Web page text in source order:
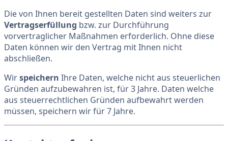
Die von Ihnen bereit gestellten Daten sind weiters zur
Vertragserfüllung bzw. zur Durchführung
vorvertraglicher Maßnahmen erforderlich. Ohne diese
Daten können wir den Vertrag mit Ihnen nicht
abschließen.
Wirspeichern Ihre Daten, welche nicht aus steuerlichen
Gründen aufzubewahren ist, für 3 Jahre. Daten welche
aus steuerrechtlichen Gründen aufbewahrt werden
müssen, speichern wir für 7 Jahre.